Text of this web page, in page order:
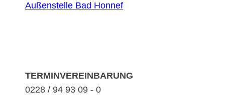
Außenstelle Bad Honnef
TERMINVEREINBARUNG
0228 / 94 93 09 - 0